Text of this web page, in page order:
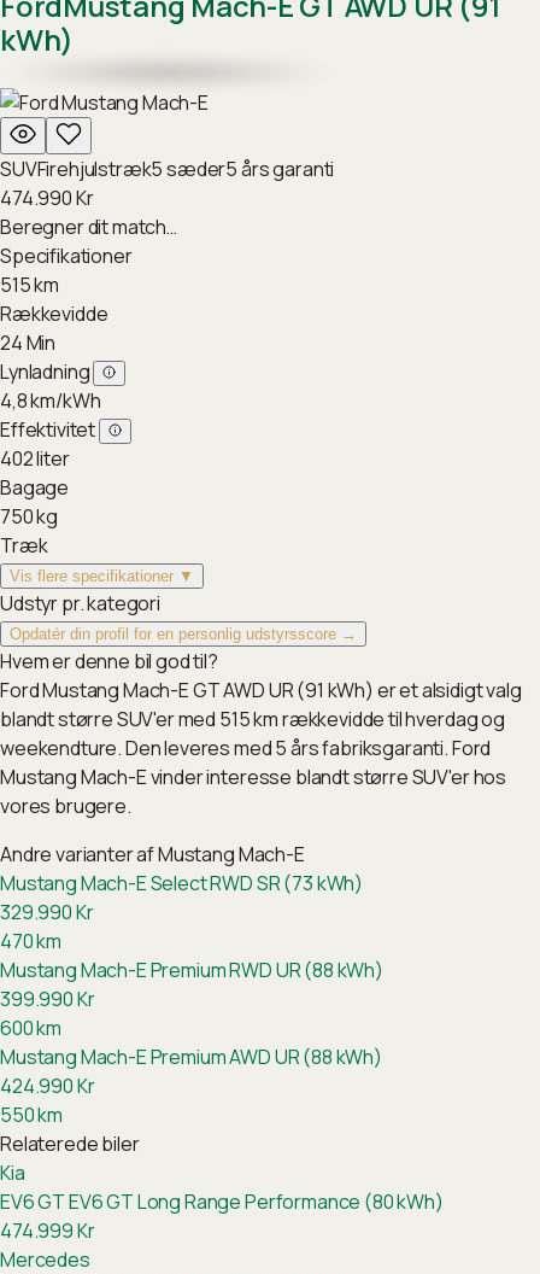
kWh)
SUVFirehjulstræk5sæder5års garanti
474.990Kr
Beregner dit match…
Specifikationer
515km
Rækkevidde
24Min
Lynladning
4,8km/kWh
Effektivitet
402liter
Bagage
750kg
Træk
Vis flere specifikationer ▼
Udstyr pr. kategori
Opdatér din profil for en personlig udstyrsscore →
Hvem er denne bil god til?
Ford Mustang Mach-E GT AWD UR (91 kWh) er et alsidigt valg
blandt større SUV'er med 515 km rækkevidde til hverdag og
weekendture. Den leveres med 5 års fabriksgaranti. Ford
Mustang Mach-E vinder interesse blandt større SUV'er hos
vores brugere.
Andre varianter afMustang Mach-E
Mustang Mach-E Select RWD SR (73 kWh)
329.990Kr
470km
Mustang Mach-E Premium RWD UR (88 kWh)
399.990Kr
600km
Mustang Mach-E Premium AWD UR (88 kWh)
424.990Kr
550km
Relaterede biler
Kia
EV6 GTEV6 GT Long Range Performance (80 kWh)
474.999Kr
Mercedes